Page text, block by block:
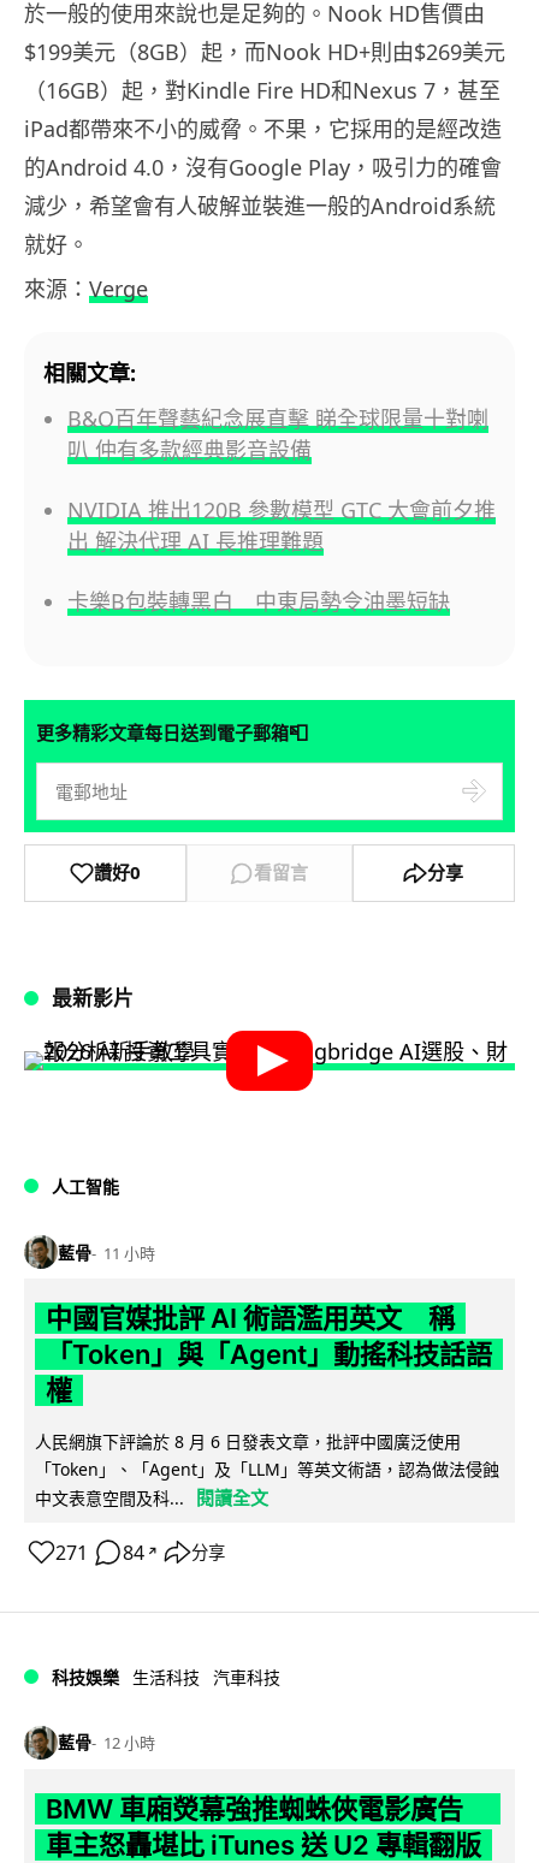
於一般的使用來說也是足夠的。Nook HD售價由
$199美元（8GB）起，而Nook HD+則由$269美元
（16GB）起，對Kindle Fire HD和Nexus 7，甚至
iPad都帶來不小的威脅。不果，它採用的是經改造
的Android 4.0，沒有Google Play，吸引力的確會
減少，希望會有人破解並裝進一般的Android系統
就好。
來源： Verge
相關文章:
B&O百年聲藝紀念展直擊 睇全球限量十對喇
叭 仲有多款經典影音設備
NVIDIA 推出120B 參數模型 GTC 大會前夕推
出 解決代理 AI 長推理難題
卡樂B包裝轉黑白 中東局勢令油墨短缺
更多精彩文章每日送到電子郵箱📮
讚好0 看留言 分享
最新影片
人工智能
藍骨 11 小時
中國官媒批評 AI 術語濫用英文 稱
「Token」與「Agent」動搖科技話語
權
人民網旗下評論於 8 月 6 日發表文章，批評中國廣泛使用
「Token」、「Agent」及「LLM」等英文術語，認為做法侵蝕
中文表意空間及科...
閱讀全文
271 84 ↗ 分享
科技娛樂 生活科技 汽車科技
藍骨 12 小時
BMW 車廂熒幕強推蜘蛛俠電影廣告
車主怒轟堪比 iTunes 送 U2 專輯翻版